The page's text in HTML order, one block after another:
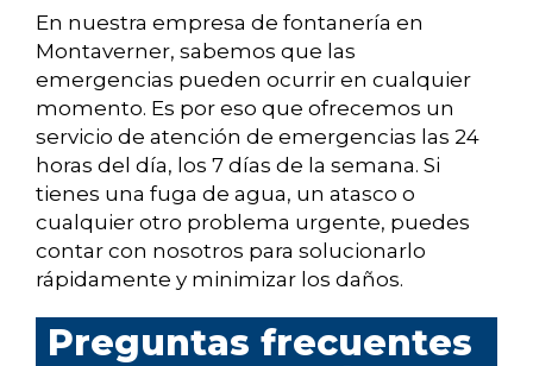
En nuestra empresa de fontanería en
Montaverner, sabemos que las
emergencias pueden ocurrir en cualquier
momento. Es por eso que ofrecemos un
servicio de atención de emergencias las 24
horas del día, los 7 días de la semana. Si
tienes una fuga de agua, un atasco o
cualquier otro problema urgente, puedes
contar con nosotros para solucionarlo
rápidamente y minimizar los daños.
Preguntas frecuentes